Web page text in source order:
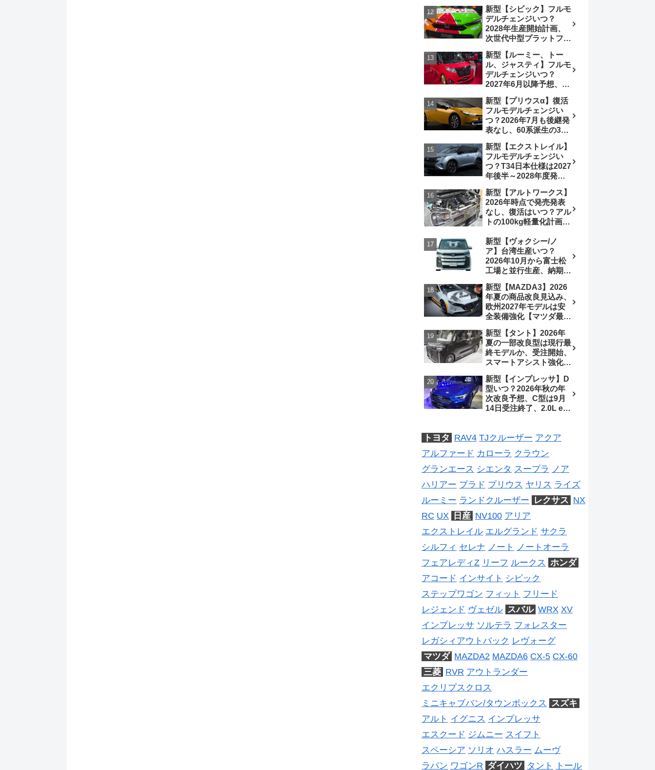
上げ約8～10万円、法規
対応、ハイブリッド
4WD追加まだ、フルモ
デルチェンジはトヨタが
介入か
いつ？フルモデルチェン
ジは2029年頃まで遅れ
る予想
新型【シビック】フルモ
デルチェンジいつ？
2028年生産開始計画、
次世代中型プラットフォ
搭載予想【ホンダ最新情
報】Honda S+ Shiftは現
行e:HEV RS 消費税込
4,659,600円で先行導入
新型【ルーミー、トー
ル、ジャスティ】フルモ
デルチェンジいつ？
2027年6月以降予想、ビ
う無い？【トヨタ最新情
報】1.2Lハイブリッド追
加は次期型に期待
新型【プリウスα】復活
フルモデルチェンジい
つ？2026年7月も後継発
表なし、60系派生の3列
発売される可能性は【ト
ヨタ最新情報デザイン予
想画像】スライドドア装
備の要望も
新型【エクストレイル】
フルモデルチェンジい
つ？T34日本仕様は2027
年後半～2028年度発売
米ローグe-POWERは
2026年後半投入へ
新型【アルトワークス】
2026年時点で発売発表
なし、復活はいつ？アル
トの100kg軽量化計画は
処、5MTターボとアルト
スピリットに期待【スズ
キ最新情報】
新型【ヴォクシー/ノ
ア】台湾生産いつ？
2026年10月から富士松
工場と並行生産、納期短
2026年5月6日マイナー
チェンジ、価格 NOAH
326万1500円、VOXY
375万1000円、特別仕様
車 WxBと煌の追加に期
待、S-Zに12.3インチメ
ーター
新型【MAZDA3】2026
年夏の商品改良見込み、
欧州2027年モデルは安
全装備強化【マツダ最新
ジは2028年以降予想
新型【タント】2026年
夏の一部改良型は現行最
終モデルか、受注開始、
スマートアシスト強化と
フルモデルチェンジ予想
【ダイハツ最新情報】
新型【インプレッサ】D
型いつ？2026年秋の年
次改良予想、C型は9月
14日受注終了、2.0L e-
予想【スバル最新情報】
トヨタ RAV4 TJクルーザー アクア
アルファード カローラ クラウン
グランエース シエンタ スープラ
ノア
ハリアー プラド プリウス ヤリス ライズ
ルーミー ランドクルーザー レクサス NX
RC UX 日産 NV100 アリア
エクストレイル エルグランド サクラ
シルフィ セレナ ノート
ノートオーラ
フェアレディZ リーフ ルークス ホンダ
アコード インサイト シビック
ステップワゴン フィット フリード
レジェンド ヴェゼル スバル WRX XV
インプレッサ ソルテラ フォレスター
レガシィアウトバック レヴォーグ
マツダ MAZDA2 MAZDA6 CX-5 CX-60
三菱 RVR アウトランダー
エクリプスクロス
ミニキャブバン/タウンボックス
スズキ
アルト イグニス インプレッサ
エスクード ジムニー スイフト
スペーシア ソリオ ハスラー ムーヴ
ラパン ワゴンR ダイハツ タント トール